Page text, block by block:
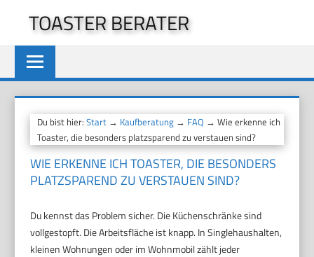
springen
TOASTER BERATER
Du bist hier:Start → Kaufberatung → FAQ → Wie erkenne ich
Toaster, die besonders platzsparend zu verstauen sind?
WIE ERKENNE ICH TOASTER, DIE BESONDERS
PLATZSPAREND ZU VERSTAUEN SIND?
Du kennst das Problem sicher. Die Küchenschränke sind
vollgestopft. Die Arbeitsfläche ist knapp. In Singlehaushalten,
kleinen Wohnungen oder im Wohnmobil zählt jeder